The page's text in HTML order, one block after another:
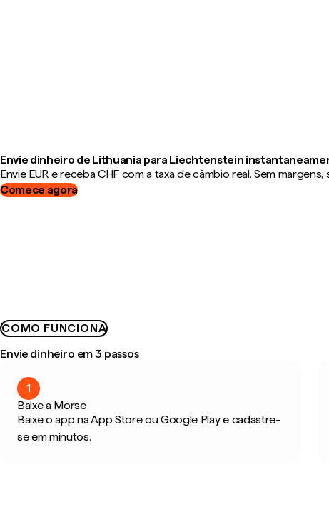
Envie dinheiro de Lithuania para Liechtenstein
Envie EUR e receba CHF com a taxa de câmbio real. Sem
Comece agora
COMO FUNCIONA
Envie dinheiro em 3 passos
1
Baixe a Morse
Baixe o app na App Store ou Google Play e cadastre-
se em minutos.